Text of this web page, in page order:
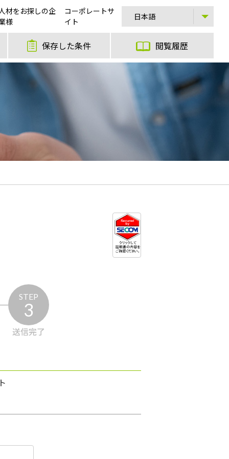
材をお探しの企
様
コーポレートサ
イト
保存した条件 閲覧履歴
STEP
3
送信完了